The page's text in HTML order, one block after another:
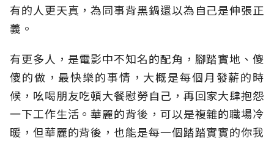
有的人更天真，為同事背黑鍋還以為自己是伸張正
義。
有更多人，是電影中不知名的配角，腳踏實地、傻
傻的做，最快樂的事情，大概是每個月發薪的時
候，吆喝朋友吃頓大餐慰勞自己，再回家大肆抱怨
一下工作生活。華麗的背後，可以是複雜的職場冷
暖，但華麗的背後，也能是每一個踏踏實實的你我